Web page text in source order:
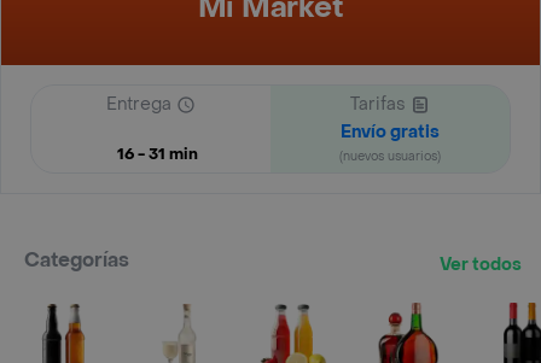
Mi Market
Entrega
16 - 31 min
Tarifas
Envío gratis
(nuevos usuarios)
Categorías Ver todos